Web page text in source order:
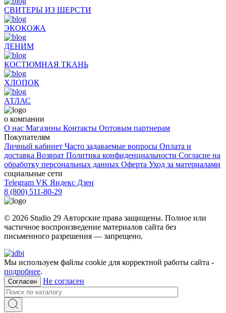
СВИТЕРЫ ИЗ ШЕРСТИ
ЭКОКОЖА
ДЕНИМ
КОСТЮМНАЯ ТКАНЬ
ХЛОПОК
АТЛАС
о компании
О нас Магазины Контакты Оптовым партнерам
Покупателям
Личный кабинет Часто задаваемые вопросы Оплата и
доставка Возврат Политика конфиденциальности Согласие на
обработку персональных данных Оферта Уход за материалами
социальные сети
Telegram VK Яндекс Дзен
8 (800) 511-80-29
© 2026 Studio 29 Авторские права защищены. Полное или
частичное воспроизведение материалов cайта без
письменного разрешения — запрещено.
Мы используем файлы cookie для корректной работы сайта -
подробнее.
Согласен Не согласен